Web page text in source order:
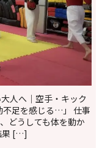
人へ｜空手・キック
不足を感じる…」 仕事
どうしても体を動か
果 […]